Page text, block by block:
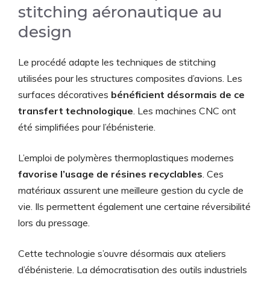
stitching aéronautique au
design
Le procédé adapte les techniques de stitching
utilisées pour les structures composites d’avions. Les
surfaces décoratives bénéficient désormais de ce
transfert technologique. Les machines CNC ont
été simplifiées pour l’ébénisterie.
L’emploi de polymères thermoplastiques modernes
favorise l’usage de résines recyclables. Ces
matériaux assurent une meilleure gestion du cycle de
vie. Ils permettent également une certaine réversibilité
lors du pressage.
Cette technologie s’ouvre désormais aux ateliers
d’ébénisterie. La démocratisation des outils industriels